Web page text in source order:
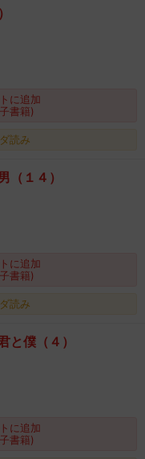
に追加
書籍)
読み
（１４）
に追加
書籍)
読み
と僕（４）
に追加
書籍)